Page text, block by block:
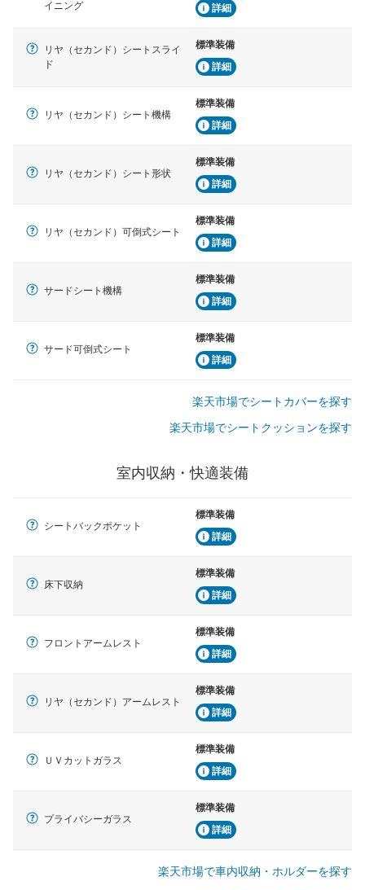
イニング 詳細
リヤ（セカンド）シートスライ
ド
標準装備
詳細
リヤ（セカンド）シート機構
標準装備
詳細
リヤ（セカンド）シート形状
標準装備
詳細
リヤ（セカンド）可倒式シート
標準装備
詳細
サードシート機構
標準装備
詳細
サード可倒式シート
標準装備
詳細
楽天市場でシートカバーを探す
楽天市場でシートクッションを探す
室内収納・快適装備
シートバックポケット
標準装備
詳細
床下収納
標準装備
詳細
フロントアームレスト
標準装備
詳細
リヤ（セカンド）アームレスト
標準装備
詳細
ＵＶカットガラス
標準装備
詳細
プライバシーガラス
標準装備
詳細
楽天市場で車内収納・ホルダーを探す